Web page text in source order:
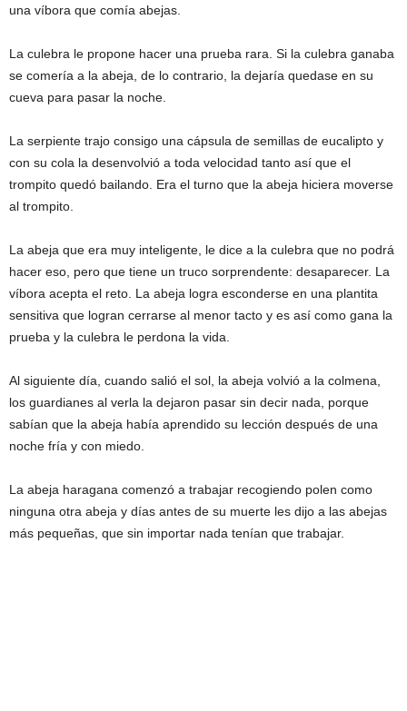
una víbora que comía abejas.
La culebra le propone hacer una prueba rara. Si la culebra ganaba
se comería a la abeja, de lo contrario, la dejaría quedase en su
cueva para pasar la noche.
La serpiente trajo consigo una cápsula de semillas de eucalipto y
con su cola la desenvolvió a toda velocidad tanto así que el
trompito quedó bailando. Era el turno que la abeja hiciera moverse
al trompito.
La abeja que era muy inteligente, le dice a la culebra que no podrá
hacer eso, pero que tiene un truco sorprendente: desaparecer. La
víbora acepta el reto. La abeja logra esconderse en una plantita
sensitiva que logran cerrarse al menor tacto y es así como gana la
prueba y la culebra le perdona la vida.
Al siguiente día, cuando salió el sol, la abeja volvió a la colmena,
los guardianes al verla la dejaron pasar sin decir nada, porque
sabían que la abeja había aprendido su lección después de una
noche fría y con miedo.
La abeja haragana comenzó a trabajar recogiendo polen como
ninguna otra abeja y días antes de su muerte les dijo a las abejas
más pequeñas, que sin importar nada tenían que trabajar.